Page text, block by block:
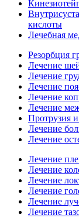
кислоты
Лечебная
Резорбция
Лечение
Лечение
Лечение
Лечение
Лечение
Протрузия
Лечение
Лечение
Лечение
Лечение
Лечение
Лечение
Лечение
Лечение